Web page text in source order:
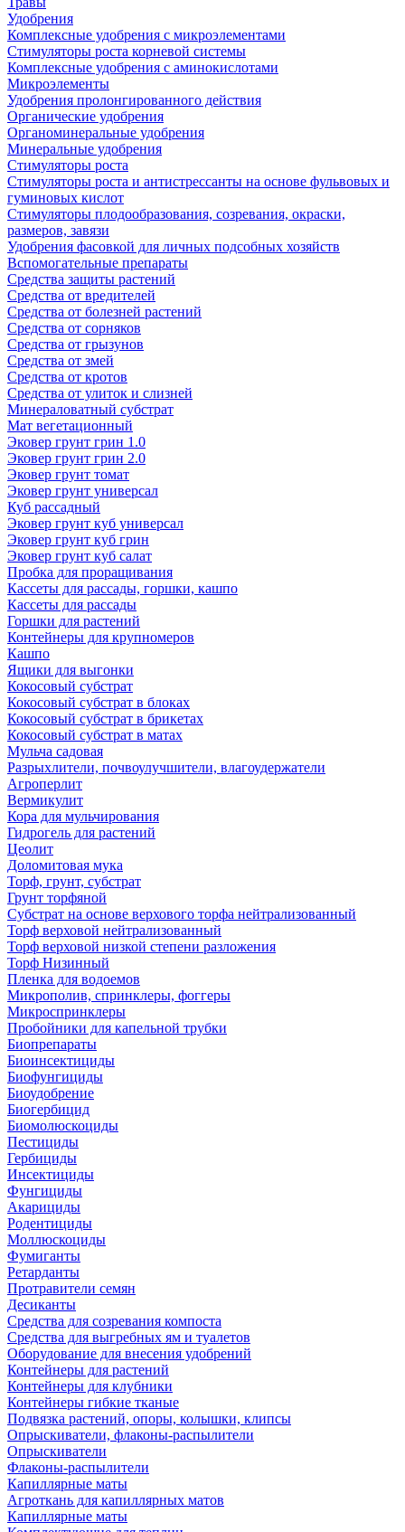
Удобрения
Комплексные удобрения с микроэлементами
Стимуляторы роста корневой системы
Комплексные удобрения с аминокислотами
Микроэлементы
Удобрения пролонгированного действия
Органические удобрения
Органоминеральные удобрения
Минеральные удобрения
Стимуляторы роста
Стимуляторы роста и антистрессанты на основе фульвовых и
гуминовых кислот
Стимуляторы плодообразования, созревания, окраски,
размеров, завязи
Удобрения фасовкой для личных подсобных хозяйств
Вспомогательные препараты
Средства защиты растений
Средства от вредителей
Средства от болезней растений
Средства от сорняков
Средства от грызунов
Средства от змей
Средства от кротов
Средства от улиток и слизней
Минераловатный субстрат
Мат вегетационный
Эковер грунт грин 1.0
Эковер грунт грин 2.0
Эковер грунт томат
Эковер грунт универсал
Куб рассадный
Эковер грунт куб универсал
Эковер грунт куб грин
Эковер грунт куб салат
Пробка для проращивания
Кассеты для рассады, горшки, кашпо
Кассеты для рассады
Горшки для растений
Контейнеры для крупномеров
Кашпо
Ящики для выгонки
Кокосовый субстрат
Кокосовый субстрат в блоках
Кокосовый субстрат в брикетах
Кокосовый субстрат в матах
Мульча садовая
Разрыхлители, почвоулучшители, влагоудержатели
Агроперлит
Вермикулит
Кора для мульчирования
Гидрогель для растений
Цеолит
Доломитовая мука
Торф, грунт, субстрат
Грунт торфяной
Субстрат на основе верхового торфа нейтрализованный
Торф верховой нейтрализованный
Торф верховой низкой степени разложения
Торф Низинный
Пленка для водоемов
Микрополив, спринклеры, фоггеры
Микроспринклеры
Пробойники для капельной трубки
Биопрепараты
Биоинсектициды
Биофунгициды
Биоудобрение
Биогербицид
Биомолюскоциды
Пестициды
Гербициды
Инсектициды
Фунгициды
Акарициды
Родентициды
Моллюскоциды
Фумиганты
Ретарданты
Протравители семян
Десиканты
Средства для созревания компоста
Средства для выгребных ям и туалетов
Оборудование для внесения удобрений
Контейнеры для растений
Контейнеры для клубники
Контейнеры гибкие тканые
Подвязка растений, опоры, колышки, клипсы
Опрыскиватели, флаконы-распылители
Опрыскиватели
Флаконы-распылители
Капиллярные маты
Агроткань для капиллярных матов
Капиллярные маты